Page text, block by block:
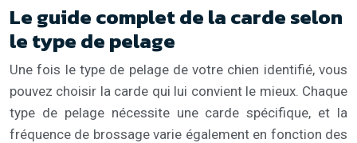
Le guide complet de la carde selon
le type de pelage
Une fois le type de pelage de votre chien identifié, vous
pouvez choisir la carde qui lui convient le mieux. Chaque
type de pelage nécessite une carde spécifique, et la
fréquence de brossage varie également en fonction des